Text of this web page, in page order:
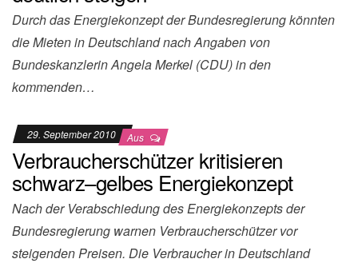
Durch das Energiekonzept der Bundesregierung könnten
die Mieten in Deutschland nach Angaben von
Bundeskanzlerin Angela Merkel (CDU) in den
kommenden…
29. September 2010 Aus
Verbraucherschützer kritisieren
schwarz–gelbes Energiekonzept
Nach der Verabschiedung des Energiekonzepts der
Bundesregierung warnen Verbraucherschützer vor
steigenden Preisen. Die Verbraucher in Deutschland